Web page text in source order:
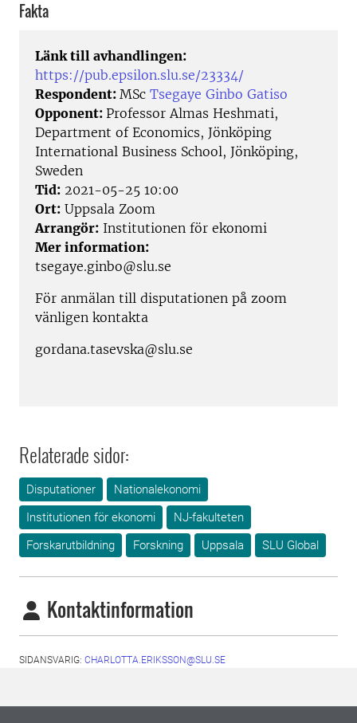
Fakta
Länk till avhandlingen:
https://pub.epsilon.slu.se/23334/
Respondent: MSc Tsegaye Ginbo Gatiso
Opponent: Professor Almas Heshmati,
Department of Economics, Jönköping
International Business School, Jönköping,
Sweden
Tid: 2021-05-25 10:00
Ort: Uppsala Zoom
Arrangör: Institutionen för ekonomi
Mer information:
tsegaye.ginbo@slu.se
För anmälan till disputationen på zoom
vänligen kontakta
gordana.tasevska@slu.se
Relaterade sidor:
Disputationer
Nationalekonomi
Institutionen för ekonomi
NJ-fakulteten
Forskarutbildning
Forskning Uppsala SLU Global
Kontaktinformation
SIDANSVARIG: CHARLOTTA.ERIKSSON@SLU.SE